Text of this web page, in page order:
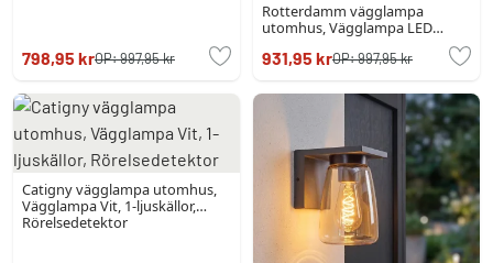
798,95 krOP:997,95 kr
Rotterdamm vägglampa
utomhus, Vägglampa LED
931,95 krOP:997,95 kr
Catigny vägglampa utomhus,
Vägglampa Vit, 1-ljuskällor,
Rörelsedetektor